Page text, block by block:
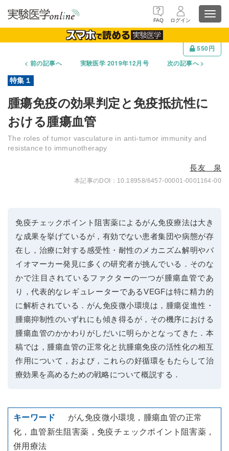
FAQ ログイン
550円
前の記事へ
実験医学 2019年12月号 次の記事へ
腫瘍免疫の効果判定と免疫抵抗性に
おける腫瘍血管
The roles of tumor vasculature in anti-tumor immunity and
resistance to immunotherapy
長友 泉
10.18958/6457-00001-0001164-00
免疫チェックポイント阻害薬によるがん免疫療法は大き
な成果を挙げているが，有効でない患者集団や病態が存
在し，治療に対する感受性・耐性のメカニズム解明やバ
イオマーカー発見に多くの研究者が挑んでいる．そのな
かで注目されているファクターの一つが腫瘍血管であ
り，代表的なレギュレーターであるVEGFは特に精力的
に解析されている．がん免疫微小環境は，腫瘍促進性・
腫瘍抑制性のいずれにも傾き得るが，その機序における
腫瘍血管のかかわりがしだいに明らかとなってきた．本
稿では，腫瘍血管の正常化と抗腫瘍免疫の活性化の相互
作用について，および，これらの好循環をもたらして治
療効果を高めるための戦略について概説する．
がん免疫微小環境，腫瘍血管の正常
化，血管新生阻害薬，免疫チェックポイント阻害薬，
併用療法